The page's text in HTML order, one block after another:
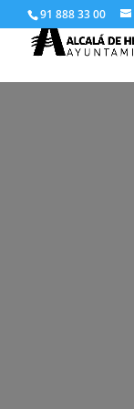
91 888 33 00